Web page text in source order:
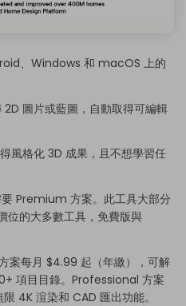
、Windows 和 macOS 上的
2D 圖片或藍圖，自動取得可編輯
風格化 3D 成果，且不想學習任
Premium 方案。此工具大部分
位的大多數工具，免費版與
案每月 $4.99 起（年繳），可解
項目目錄。Professional 方案
4K 渲染和 CAD 匯出功能。